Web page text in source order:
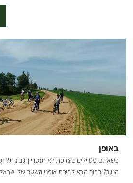
רב-דוריות סבתא, אמא ונכדה סביב שולחן
לסטודיו המהמם שלנו במושב תקומה – סדנאות,
והפתעות! בואו לשתול קקטוסים וסוקולנטים
מיוחדות בחנות, להזמין סדנה זוגית או
מתקיימות סדנאות שונות בהתאם לבקשתכם;
עציצים בגדלים שונים, שלט לדלת, שעונים,
מוצרי עץ - מדף תלוי, תמונת חוטים
פותחן בירות, תחתיות לקפה ועוד. מוזיקה |
משך הסדנאות: שעה - שעה וחצי. גמיש לפי
14:00 שישי: 9:00-12:00 *ניתן להזמין סדנת ערב
באופן
כשאתם מטיילים בצרפת לא תנסו יין
הנגב? ברוך הבא לבירת אופני השטח של